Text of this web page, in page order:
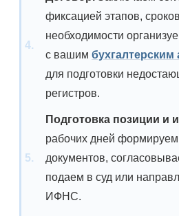
фиксацией этапов,
необходимости
с вашим бухгалтерским
для подготовки
регистров.
Подготовка позиции и
рабочих дней
документов,
подаем в суд или
ИФНС.